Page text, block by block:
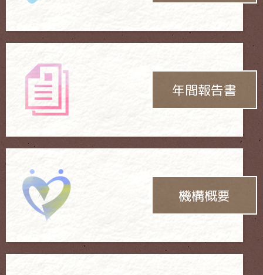
年間報告書
機構概要